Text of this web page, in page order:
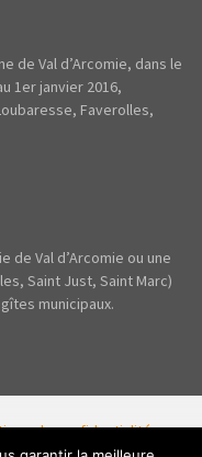
de Val d’Arcomie, dans le
1er janvier 2016,
Faverolles,
de Val d’Arcomie ou une
Saint Just, Saint Marc)
municipaux.
de confidentialité